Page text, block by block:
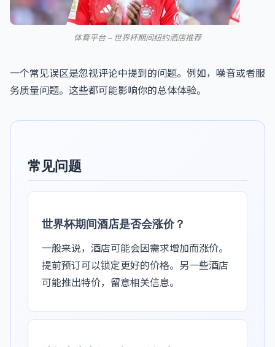
体育平台 – 世界杯期间纽约酒店推荐
一个常见误区是忽视评论中提到的问题。例如，噪音或者服
务质量问题。这些都可能影响你的总体体验。
常见问题
世界杯期间酒店是否会涨价？
一般来说，酒店可能会因需求增加而涨价。
提前预订可以锁定更好的价格。另一些酒店
可能推出特价，留意相关信息。